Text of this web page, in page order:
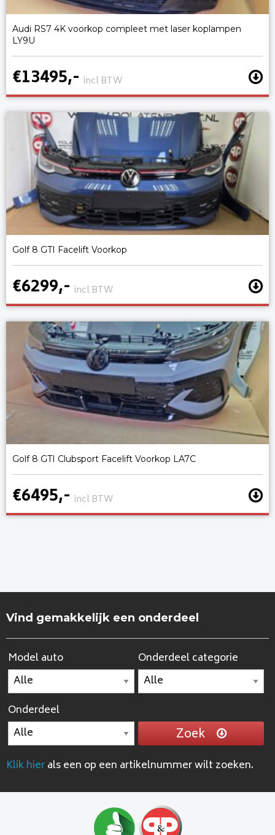
Audi RS7 4K voorkop compleet met laser koplampen
LY9U
€13495,- incl BTW
Golf 8 GTI Facelift Voorkop
€6299,- incl BTW
Golf 8 GTI Clubsport Facelift Voorkop LA7C
€6495,- incl BTW
Vind gemakkelijk een onderdeel
Model auto Onderdeel categorie
Onderdeel
Zoek
Klik hierals een op een artikelnummer wilt zoeken.